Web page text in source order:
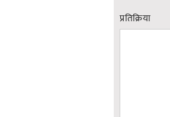
प्रतिक्रिया